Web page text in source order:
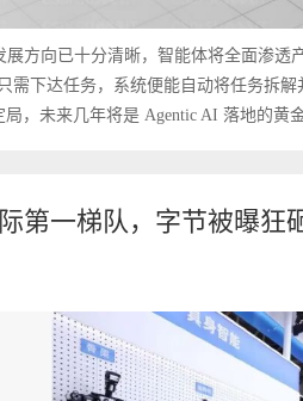
方向已十分清晰，智能体将全面渗透
需下达任务，系统便能自动将任务拆
，未来几年将是 Agentic AI 落地的黄
第一梯队，字节被曝狂